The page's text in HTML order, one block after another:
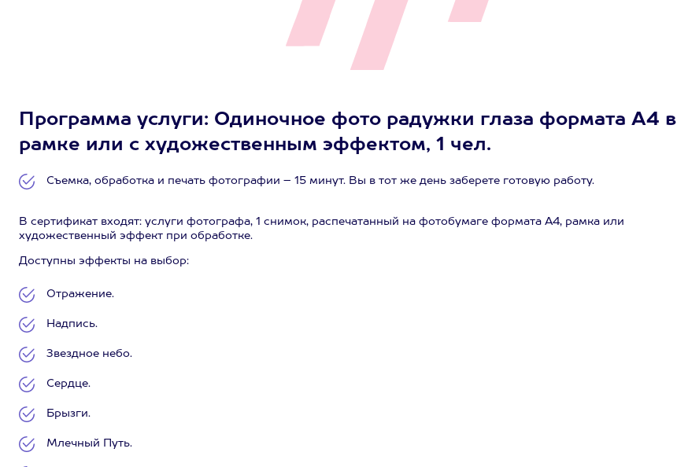
Программа услуги: Одиночное фото радужки глаза формата А4 в
рамке или с художественным эффектом, 1 чел.
Съемка, обработка и печать фотографии – 15 минут. Вы в тот же день заберете готовую работу.
В сертификат входят: услуги фотографа, 1 снимок, распечатанный на фотобумаге формата А4, рамка или
художественный эффект при обработке.
Доступны эффекты на выбор:
Отражение.
Надпись.
Звездное небо.
Сердце.
Брызги.
Млечный Путь.